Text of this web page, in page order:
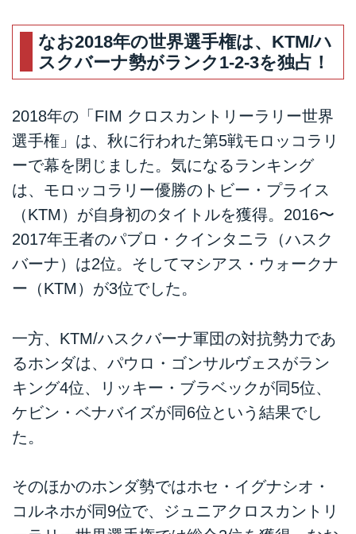
なお2018年の世界選手権は、KTM/ハ
スクバーナ勢がランク1-2-3を独占！
2018年の「FIM クロスカントリーラリー世界
選手権」は、秋に行われた第5戦モロッコラリ
ーで幕を閉じました。気になるランキング
は、モロッコラリー優勝のトビー・プライス
（KTM）が自身初のタイトルを獲得。2016〜
2017年王者のパブロ・クインタニラ（ハスク
バーナ）は2位。そしてマシアス・ウォークナ
ー（KTM）が3位でした。
一方、KTM/ハスクバーナ軍団の対抗勢力であ
るホンダは、パウロ・ゴンサルヴェスがラン
キング4位、リッキー・ブラベックが同5位、
ケビン・ベナバイズが同6位という結果でし
た。
そのほかのホンダ勢ではホセ・イグナシオ・
コルネホが同9位で、ジュニアクロスカントリ